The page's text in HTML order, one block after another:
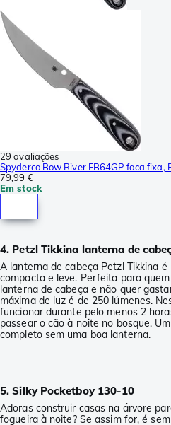
29 avaliações
Spyderco Bow River FB64GP faca fixa,
79,99 €
Em stock
4. Petzl Tikkina lanterna de
A lanterna de cabeça Petzl Tikkina
compacta e leve. Perfeita para
lanterna de cabeça e não quer
máxima de luz é de 250 lúmenes.
funcionar durante pelo menos 2
passear o cão à noite no bosque.
completo sem uma boa lanterna.
5. Silky Pocketboy 130-10
Adoras construir casas na árvore
fogueira à noite? Se assim for, é